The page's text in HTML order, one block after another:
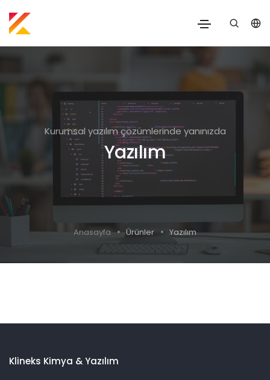
Kurumsal yazılım çözümlerinde yanınızda
Yazılım
Anasayfa Ürünler Yazılım
Klineks Kimya & Yazılım